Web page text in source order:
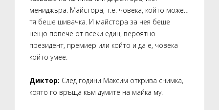
мениджъра. Майстора, т.е. човека, който може…
тя беше шивачка. И майстора за нея беше
нещо повече от всеки един, вероятно
президент, премиер или който и да е, човека
който умее.
Диктор: След години Максим открива снимка,
която го връща към думите на майка му.